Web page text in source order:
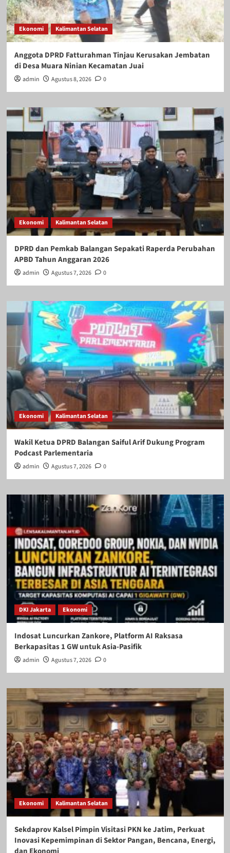
Ekonomi Kalimantan Selatan
Anggota DPRD Fatturahman Tinjau Kerusakan Jembatan
di Desa Muara Ninian Kecamatan Juai
admin Agustus 8, 2026 0
Ekonomi Kalimantan Selatan
DPRD dan Pemkab Balangan Sepakati Raperda Perubahan
APBD Tahun Anggaran 2026
admin Agustus 7, 2026 0
Ekonomi Kalimantan Selatan
Wakil Ketua DPRD Balangan Saiful Arif Dukung Program
Podcast Parlementaria
admin Agustus 7, 2026 0
DKI Jakarta Ekonomi
Indosat Luncurkan Zankore, Platform AI Raksasa
Berkapasitas 1 GW untuk Asia-Pasifik
admin Agustus 7, 2026 0
Ekonomi Kalimantan Selatan
Sekdaprov Kalsel Pimpin Visitasi PKN ke Jatim, Perkuat
Inovasi Kepemimpinan di Sektor Pangan, Bencana, Energi,